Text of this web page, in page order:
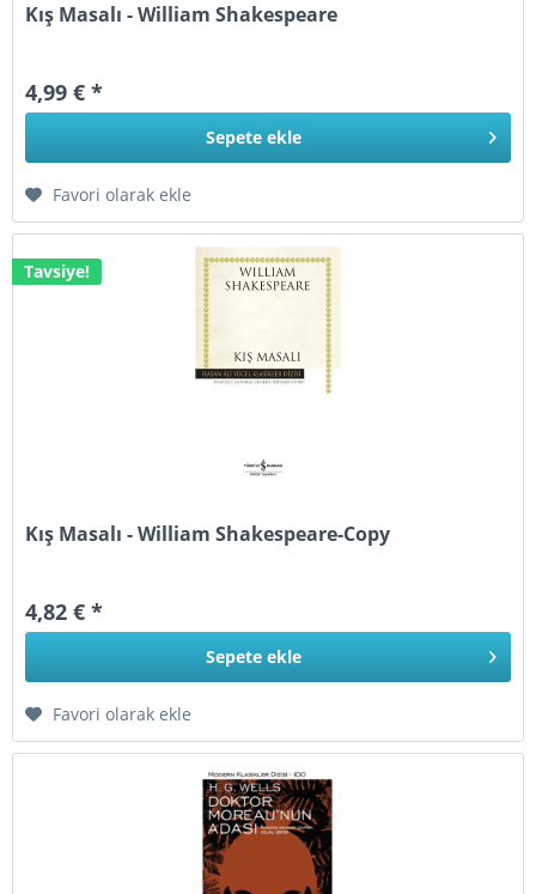
Kış Masalı - William Shakespeare
4,99 € *
Sepete ekle
Favori olarak ekle
Tavsiye!
Kış Masalı - William Shakespeare-Copy
4,82 € *
Sepete ekle
Favori olarak ekle